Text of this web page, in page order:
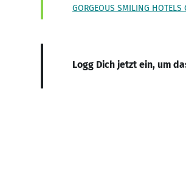
GORGEOUS SMILING HOTELS
Logg Dich jetzt ein, um